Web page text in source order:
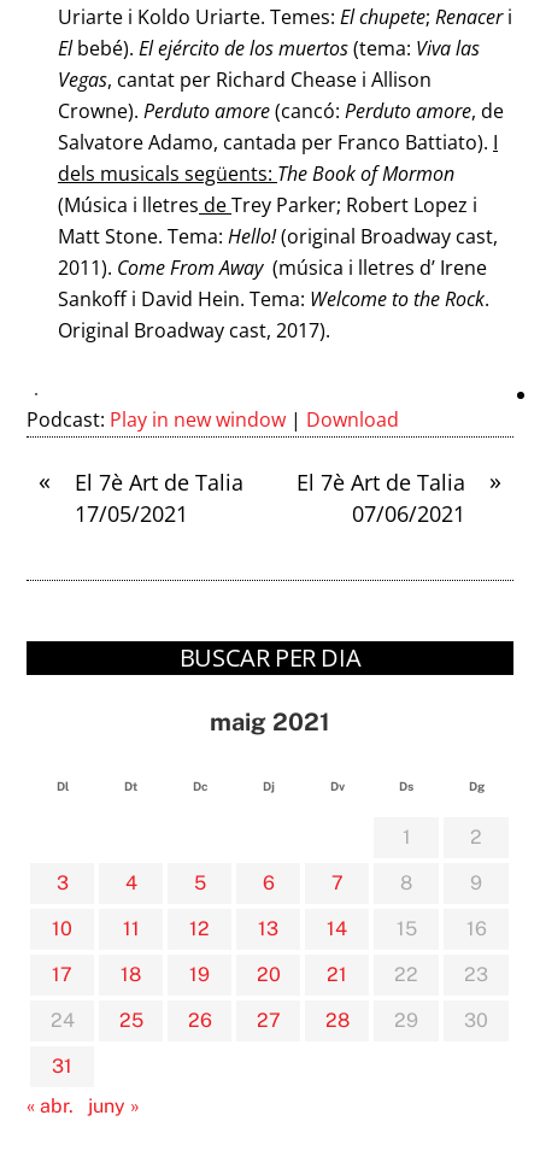
Uriarte i Koldo Uriarte. Temes: El chupete; Renaceri
Elbebé). El ejército de los muertos(tema: Viva las
Vegas, cantat per Richard Chease i Allison
Crowne). Perduto amore(cancó: Perduto amore, de
Salvatore Adamo, cantada per Franco Battiato). I
dels musicals següents: The Book of Mormon
(Música i lletres deTrey Parker; Robert Lopez i
Matt Stone. Tema: Hello!(original Broadway cast,
2011). Come From Away(música i lletres d’ Irene
Sankoff i David Hein. Tema: Welcome totheRock.
Original Broadway cast, 2017).
Podcast: Play in new window | Download
«
El 7è Art de Talia
17/05/2021
»
El 7è Art de Talia
07/06/2021
BUSCAR PER DIA
maig 2021
Dl Dt Dc Dj Dv Ds Dg
1
2
3
4 5 6 7 8
9
10
11 12 13 14 15
16
17
18 19 20 21 22
23
24
25 26 27 28 29
30
31
« abr.
juny »